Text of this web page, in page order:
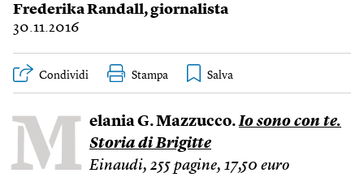
Frederika Randall, giornalista
30.11.2016
Condividi Stampa
M elania G. Mazzucco. Io sono con te.
Storia di Brigitte
Einaudi, 255 pagine, 17,50 euro